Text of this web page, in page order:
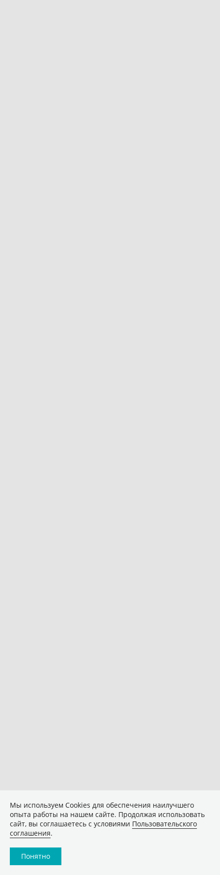
Мы используем Сookies для обеспечения наилучшего
опыта работы на нашем сайте. Продолжая использовать
сайт, вы соглашаетесь с условиями Пользовательского
соглашения.
Понятно